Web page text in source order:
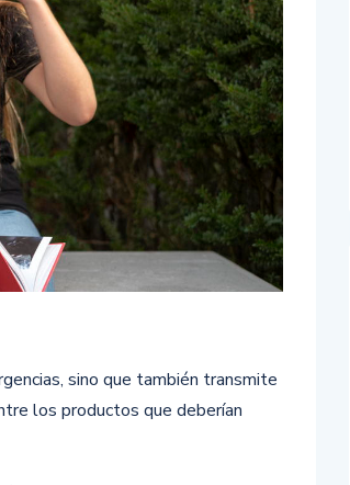
sino que también transmite
los productos que deberían